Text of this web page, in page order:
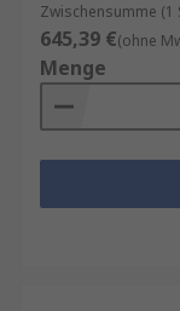
Zwischensumme (1
645,39 €(ohne
Menge